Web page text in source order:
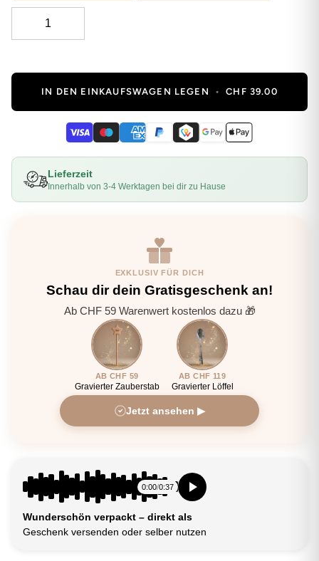
IN DEN EINKAUFSWAGEN LEGEN • CHF 39.00
Lieferzeit
Innerhalb von 3-4 Werktagen bei dir zu Hause
EXKLUSIV FÜR DICH
Schau dir dein Gratisgeschenk an!
Ab CHF 59 Warenwert kostenlos dazu 🎁
AB CHF 59
Gravierter Zauberstab
AB CHF 119
Gravierter Löffel
Jetzt ansehen ▶
0:00/0:37
Wunderschön verpackt – direkt als
Geschenk versenden oder selber nutzen